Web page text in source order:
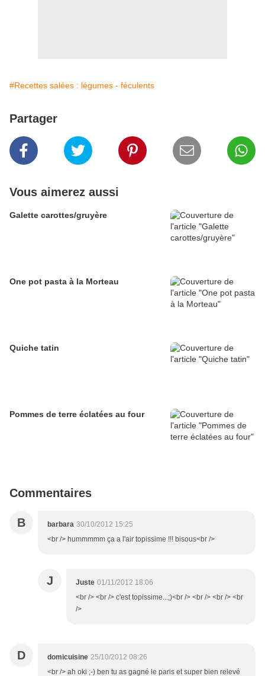
#Recettes salées : légumes - féculents
Partager
Vous aimerez aussi
Galette carottes/gruyère
One pot pasta à la Morteau
Quiche tatin
Pommes de terre éclatées au four
Commentaires
B barbara 30/10/2012 15:25
<br /> hummmmm ça a l'air topissime !!! bisous<br />
J Juste 01/11/2012 18:06
<br /> <br /> c'est topissime...;)<br /> <br /> <br /> <br
/>
D domicuisine 25/10/2012 08:26
<br /> ah oki ;-) ben tu as gagné le paris et super bien relevé